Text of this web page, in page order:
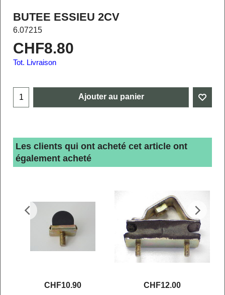
BUTEE ESSIEU 2CV
6.07215
CHF8.80
Tot. Livraison
Ajouter au panier
Les clients qui ont acheté cet article ont
également acheté
CHF10.90 CHF12.00